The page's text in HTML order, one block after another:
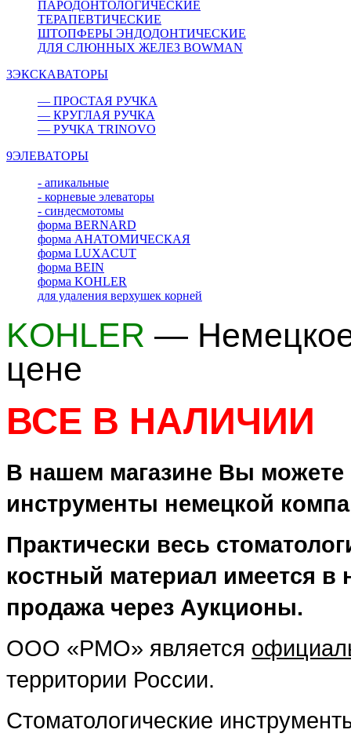
ПАРОДОНТОЛОГИЧЕСКИЕ
ТЕРАПЕВТИЧЕСКИЕ
ШТОПФЕРЫ ЭНДОДОНТИЧЕСКИЕ
ДЛЯ СЛЮННЫХ ЖЕЛЕЗ BOWMAN
3ЭКСКАВАТОРЫ
— ПРОСТАЯ РУЧКА
— КРУГЛАЯ РУЧКА
— РУЧКА TRINOVO
9ЭЛЕВАТОРЫ
- апикальные
- корневые элеваторы
- синдесмотомы
форма BERNARD
форма АНАТОМИЧЕСКАЯ
форма LUXACUT
форма BEIN
форма KOHLER
для удаления верхушек корней
KOHLER — Немецкое
цене
ВСЕ В НАЛИЧИИ
В нашем магазине Вы можете
инструменты немецкой
Практически весь
костный материал имеется
продажа через Аукционы.
ООО «РМО» является
территории России.
Стоматологические